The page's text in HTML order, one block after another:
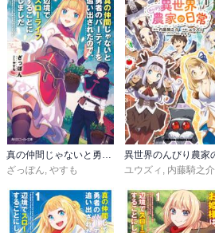
真の仲間じゃないと勇者のパーティーを追い出されたので、辺境でスローライフすることにしました
ざっぽん, やすも
ユウズィ , 内藤騎之介